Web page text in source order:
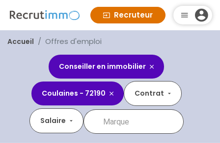
Recruteur
Accueil Offres d'emploi
Conseiller en immobilier
Coulaines - 72190 Contrat
Salaire